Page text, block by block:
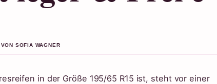
SOFIA WAGNER
in der Größe 195/65 R15 ist, steht vor einer